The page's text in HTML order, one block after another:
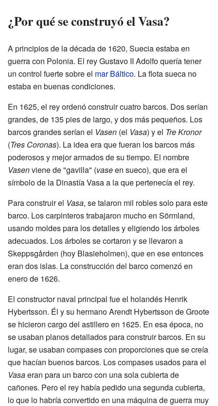
¿Por qué se construyó el Vasa?
A principios de la década de 1620, Suecia estaba en
guerra con Polonia. El rey Gustavo II Adolfo quería tener
un control fuerte sobre el mar Báltico. La flota sueca no
estaba en buenas condiciones.
En 1625, el rey ordenó construir cuatro barcos. Dos serían
grandes, de 135 pies de largo, y dos más pequeños. Los
barcos grandes serían el Vasen (el Vasa) y el Tre Kronor
(Tres Coronas). La idea era que fueran los barcos más
poderosos y mejor armados de su tiempo. El nombre
Vasenviene de "gavilla" (vaseen sueco), que era el
símbolo de la Dinastía Vasa a la que pertenecía el rey.
Para construir el Vasa, se talaron mil robles solo para este
barco. Los carpinteros trabajaron mucho en Sörmland,
usando moldes para los detalles y eligiendo los árboles
adecuados. Los árboles se cortaron y se llevaron a
Skeppsgården (hoy Blasieholmen), que en ese entonces
eran dos islas. La construcción del barco comenzó en
enero de 1626.
El constructor naval principal fue el holandés Henrik
Hybertsson. Él y su hermano Arendt Hybertsson de Groote
se hicieron cargo del astillero en 1625. En esa época, no
se usaban planos detallados para construir barcos. En su
lugar, se usaban compases con proporciones que se creía
que hacían buenos barcos. Los compases usados para el
Vasaeran para un barco con una sola cubierta de
cañones. Pero el rey había pedido una segunda cubierta,
lo que lo habría convertido en una máquina de guerra muy